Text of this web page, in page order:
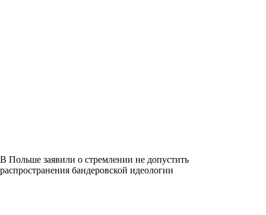
В Польше заявили о стремлении не допустить
распространения бандеровской идеологии